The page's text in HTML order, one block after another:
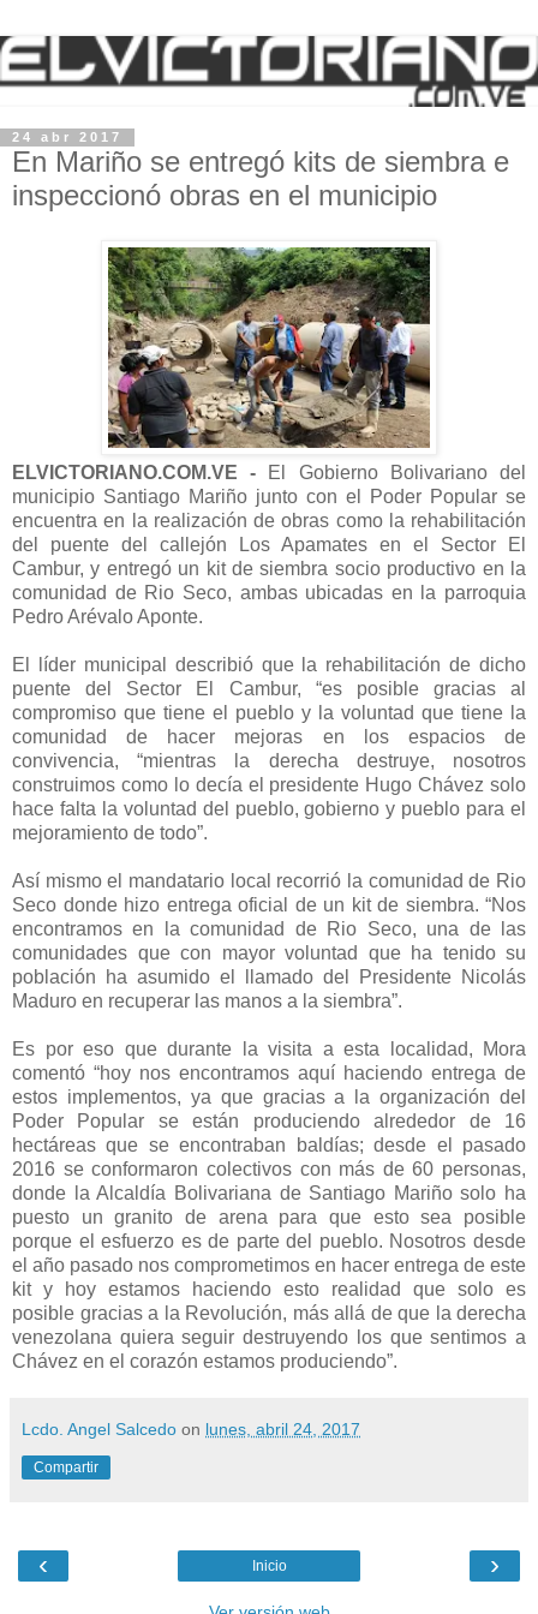
24 abr 2017
En Mariño se entregó kits de siembra e
inspeccionó obras en el municipio
ELVICTORIANO.COM.VE - El Gobierno Bolivariano del
municipio Santiago Mariño junto con el Poder Popular se
encuentra en la realización de obras como la rehabilitación
del puente del callejón Los Apamates en el Sector El
Cambur, y entregó un kit de siembra socio productivo en la
comunidad de Rio Seco, ambas ubicadas en la parroquia
Pedro Arévalo Aponte.
El líder municipal describió que la rehabilitación de dicho
puente del Sector El Cambur, “es posible gracias al
compromiso que tiene el pueblo y la voluntad que tiene la
comunidad de hacer mejoras en los espacios de
convivencia, “mientras la derecha destruye, nosotros
construimos como lo decía el presidente Hugo Chávez solo
hace falta la voluntad del pueblo, gobierno y pueblo para el
mejoramiento de todo”.
Así mismo el mandatario local recorrió la comunidad de Rio
Seco donde hizo entrega oficial de un kit de siembra. “Nos
encontramos en la comunidad de Rio Seco, una de las
comunidades que con mayor voluntad que ha tenido su
población ha asumido el llamado del Presidente Nicolás
Maduro en recuperar las manos a la siembra”.
Es por eso que durante la visita a esta localidad, Mora
comentó “hoy nos encontramos aquí haciendo entrega de
estos implementos, ya que gracias a la organización del
Poder Popular se están produciendo alrededor de 16
hectáreas que se encontraban baldías; desde el pasado
2016 se conformaron colectivos con más de 60 personas,
donde la Alcaldía Bolivariana de Santiago Mariño solo ha
puesto un granito de arena para que esto sea posible
porque el esfuerzo es de parte del pueblo. Nosotros desde
el año pasado nos comprometimos en hacer entrega de este
kit y hoy estamos haciendo esto realidad que solo es
posible gracias a la Revolución, más allá de que la derecha
venezolana quiera seguir destruyendo los que sentimos a
Chávez en el corazón estamos produciendo”.
Lcdo. Angel Salcedo on lunes, abril 24, 2017
Compartir
‹ ›
Inicio